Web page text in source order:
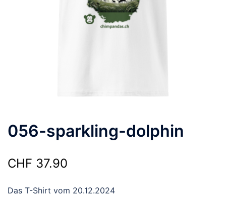
056-sparkling-dolphin
CHF 37.90
Das T-Shirt vom 20.12.2024